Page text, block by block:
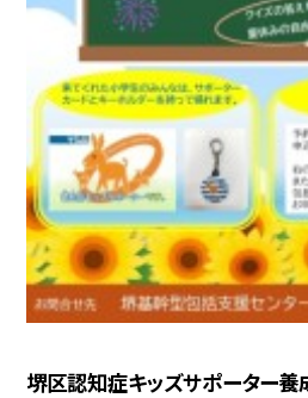
堺区認知症キッズサポーター